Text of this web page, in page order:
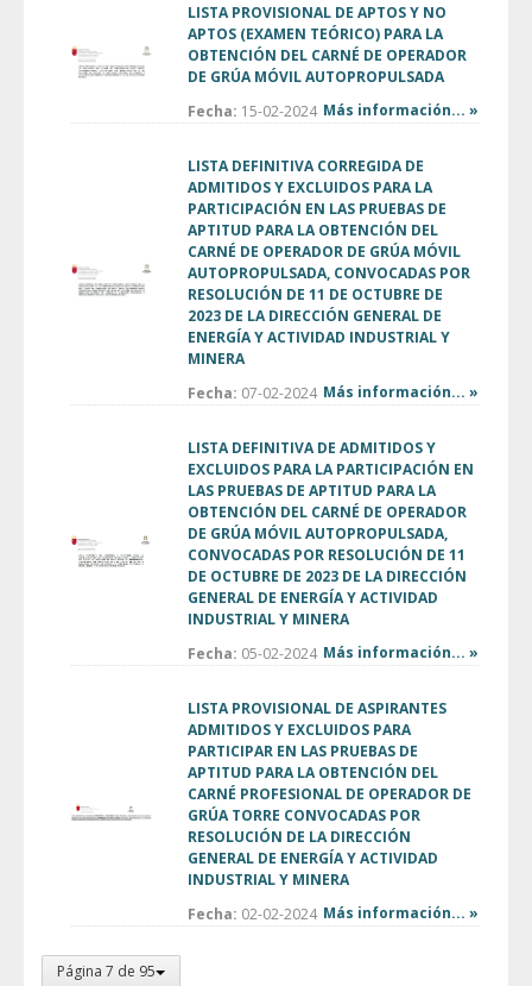
LISTA PROVISIONAL DE APTOS Y NO
APTOS (EXAMEN TEÓRICO) PARA LA
OBTENCIÓN DEL CARNÉ DE OPERADOR
DE GRÚA MÓVIL AUTOPROPULSADA
Fecha: 15-02-2024 Más información... »
LISTA DEFINITIVA CORREGIDA DE
ADMITIDOS Y EXCLUIDOS PARA LA
PARTICIPACIÓN EN LAS PRUEBAS DE
APTITUD PARA LA OBTENCIÓN DEL
CARNÉ DE OPERADOR DE GRÚA MÓVIL
AUTOPROPULSADA, CONVOCADAS POR
RESOLUCIÓN DE 11 DE OCTUBRE DE
2023 DE LA DIRECCIÓN GENERAL DE
ENERGÍA Y ACTIVIDAD INDUSTRIAL Y
MINERA
Fecha: 07-02-2024 Más información... »
LISTA DEFINITIVA DE ADMITIDOS Y
EXCLUIDOS PARA LA PARTICIPACIÓN EN
LAS PRUEBAS DE APTITUD PARA LA
OBTENCIÓN DEL CARNÉ DE OPERADOR
DE GRÚA MÓVIL AUTOPROPULSADA,
CONVOCADAS POR RESOLUCIÓN DE 11
DE OCTUBRE DE 2023 DE LA DIRECCIÓN
GENERAL DE ENERGÍA Y ACTIVIDAD
INDUSTRIAL Y MINERA
Fecha: 05-02-2024 Más información... »
LISTA PROVISIONAL DE ASPIRANTES
ADMITIDOS Y EXCLUIDOS PARA
PARTICIPAR EN LAS PRUEBAS DE
APTITUD PARA LA OBTENCIÓN DEL
CARNÉ PROFESIONAL DE OPERADOR DE
GRÚA TORRE CONVOCADAS POR
RESOLUCIÓN DE LA DIRECCIÓN
GENERAL DE ENERGÍA Y ACTIVIDAD
INDUSTRIAL Y MINERA
Fecha: 02-02-2024 Más información... »
Página 7 de 95